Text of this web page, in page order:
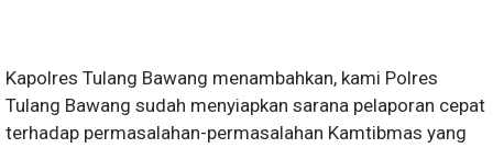
Kapolres Tulang Bawang menambahkan, kami Polres
Tulang Bawang sudah menyiapkan sarana pelaporan cepat
terhadap permasalahan-permasalahan Kamtibmas yang